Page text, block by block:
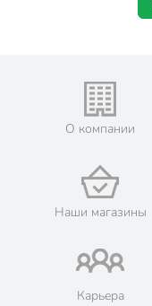
О компании
Наши магазины
Карьера